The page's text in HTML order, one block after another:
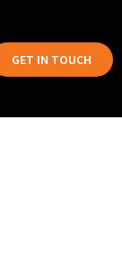
GET IN TOUCH